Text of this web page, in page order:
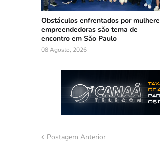
Obstáculos enfrentados por
empreendedoras são tema de
encontro em São Paulo
08 Agosto, 2026
Postagem Anterior